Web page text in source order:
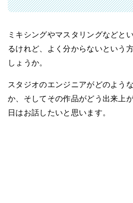
ミキシングやマスタリングなどと
るけれど、よく分からないという
しょうか。
スタジオのエンジニアがどのよう
か、そしてその作品がどう出来上
日はお話したいと思います。